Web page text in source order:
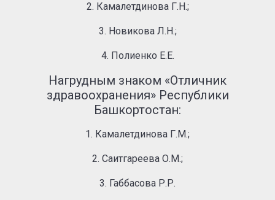
2. Камалетдинова Г.Н.;
3. Новикова Л.Н.;
4. Полиенко Е.Е.
Нагрудным знаком «Отличник
здравоохранения» Республики
Башкортостан:
1. Камалетдинова Г.М.;
2. Саитгареева О.М.;
3. Габбасова Р.Р.